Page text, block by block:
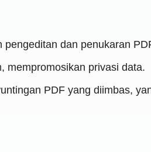
dan penukaran
mempromosikan privasi data.
PDF yang diimbas,